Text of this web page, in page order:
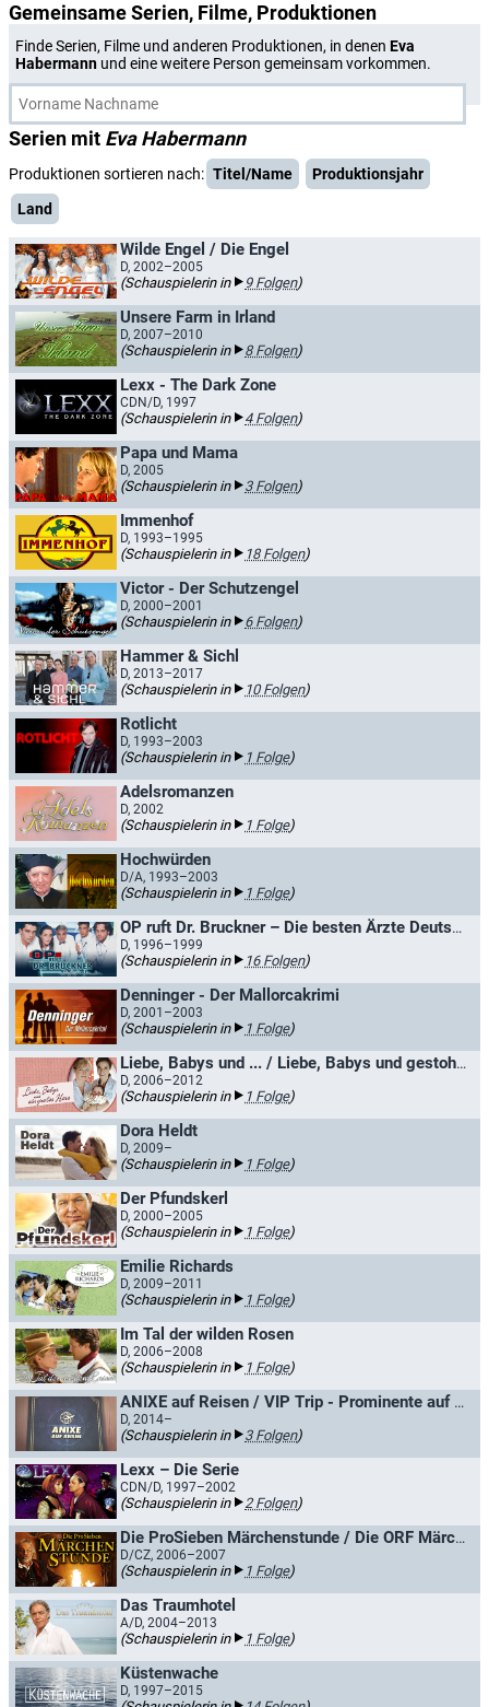
Gemeinsame Serien, Filme, Produktionen
Finde Serien, Filme und anderen Produktionen, in denen Eva
Habermann und eine weitere Person gemeinsam vorkommen.
Serien mit Eva Habermann
Produktionen sortieren nach: Titel/Name
Produktionsjahr
Land
Wilde Engel / Die Engel
D, 2002–2005
(Schauspielerin in 9 Folgen)
Unsere Farm in Irland
D, 2007–2010
(Schauspielerin in 8 Folgen)
Lexx - The Dark Zone
CDN/D, 1997
(Schauspielerin in 4 Folgen)
Papa und Mama
D, 2005
(Schauspielerin in 3 Folgen)
Immenhof
D, 1993–1995
(Schauspielerin in 18 Folgen)
Victor - Der Schutzengel
D, 2000–2001
(Schauspielerin in 6 Folgen)
Hammer & Sichl
D, 2013–2017
(Schauspielerin in 10 Folgen)
Rotlicht
D, 1993–2003
(Schauspielerin in 1 Folge)
Adelsromanzen
D, 2002
(Schauspielerin in 1 Folge)
Hochwürden
D/A, 1993–2003
(Schauspielerin in 1 Folge)
OP ruft Dr. Bruckner – Die besten Ärzte Deutschlands
D, 1996–1999
(Schauspielerin in 16 Folgen)
Denninger - Der Mallorcakrimi
D, 2001–2003
(Schauspielerin in 1 Folge)
Liebe, Babys und ... / Liebe, Babys und gestohlenes Glück
D, 2006–2012
(Schauspielerin in 1 Folge)
Dora Heldt
D, 2009–
(Schauspielerin in 1 Folge)
Der Pfundskerl
D, 2000–2005
(Schauspielerin in 1 Folge)
Emilie Richards
D, 2009–2011
(Schauspielerin in 1 Folge)
Im Tal der wilden Rosen
D, 2006–2008
(Schauspielerin in 1 Folge)
ANIXE auf Reisen / VIP Trip - Prominente auf Reisen
D, 2014–
(Schauspielerin in 3 Folgen)
Lexx – Die Serie
CDN/D, 1997–2002
(Schauspielerin in 2 Folgen)
Die ProSieben Märchenstunde / Die ORF Märchenstunde
D/CZ, 2006–2007
(Schauspielerin in 1 Folge)
Das Traumhotel
A/D, 2004–2013
(Schauspielerin in 1 Folge)
Küstenwache
D, 1997–2015